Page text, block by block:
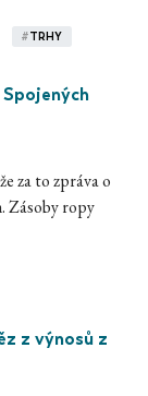
#TRHY
za to zpráva o
Zásoby ropy
z výnosů z